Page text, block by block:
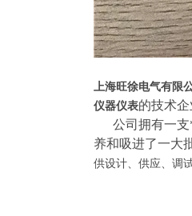
上海旺徐电气有限
仪器仪表的技术企
公司拥有一支*
养和吸进了一大
供设计、供应、调